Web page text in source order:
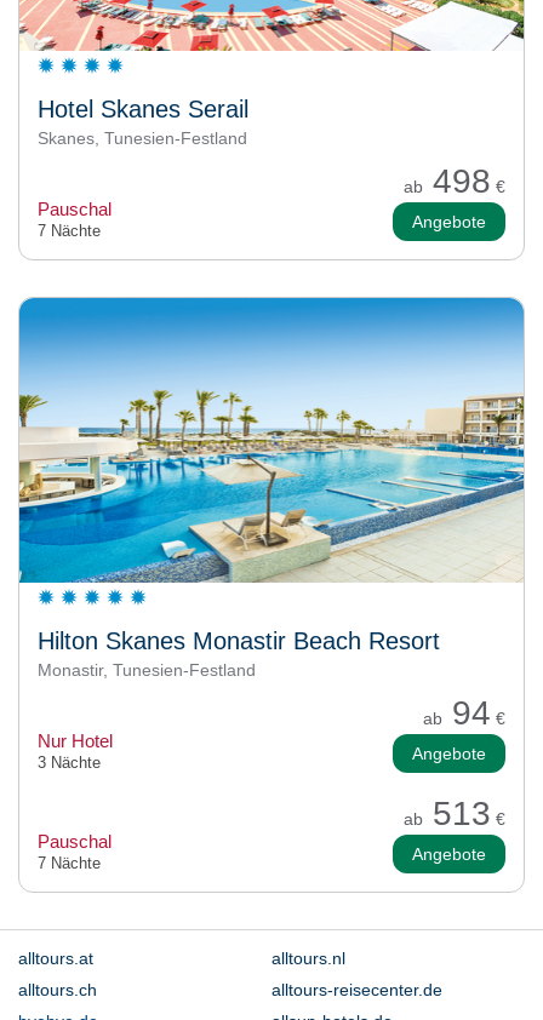
Hotel Skanes Serail
Skanes, Tunesien-Festland
ab 498 €
Pauschal
7 Nächte Angebote
Hilton Skanes Monastir Beach Resort
Monastir, Tunesien-Festland
ab 94 €
Nur Hotel
3 Nächte Angebote
ab 513 €
Pauschal
7 Nächte Angebote
alltours.at
alltours.nl
alltours.ch
alltours-reisecenter.de